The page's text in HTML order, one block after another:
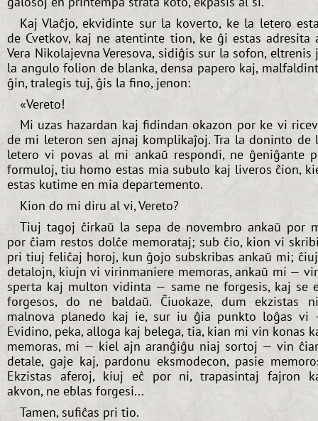
Kaj Vlaĉjo, ekvidinte sur la koverto, ke la letero
de Cvetkov, kaj ne atentinte tion, ke ĝi estas adresita
Vera Nikolajevna Veresova, sidiĝis sur la sofon, eltrenis
la angulo folion de blanka, densa papero kaj,
ĝin, tralegis tuj, ĝis la fino, jenon:
«Vereto!
Mi uzas hazardan kaj fidindan okazon por ke vi
de mi leteron sen ajnaj komplikaĵoj. Tra la doninto de
letero vi povas al mi ankaŭ respondi, ne ĝeniĝante
formuloj, tiu homo estas mia subulo kaj liveros ĉion,
estas kutime en mia departemento.
Kion do mi diru al vi, Vereto?
Tiuj tagoj ĉirkaŭ la sepa de novembro ankaŭ por
por ĉiam restos dolĉe memorataj; sub ĉio, kion vi
pri tiuj feliĉaj horoj, kun ĝojo subskribas ankaŭ mi;
detalojn, kiujn vi virinmaniere memoras, ankaŭ mi —
sperta kaj multon vidinta — same ne forgesis, kaj se
forgesos, do ne baldaŭ. Ĉiuokaze, dum ekzistas
malnova planedo kaj ie, sur iu ĝia punkto loĝas vi
Evidino, peka, alloga kaj belega, tia, kian mi vin konas
memoras, mi — kiel ajn aranĝiĝu niaj sortoj — vin
detale, gaje kaj, pardonu eksmodecon, pasie
Ekzistas aferoj, kiuj eĉ por ni, trapasintaj fajron
akvon, ne eblas forgesi...
Tamen, sufiĉas pri tio.